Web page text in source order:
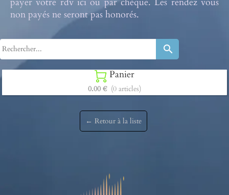
non payés ne seront pas honorés.
search
 Panier
0.00 € (0 articles)
← Retour à la liste